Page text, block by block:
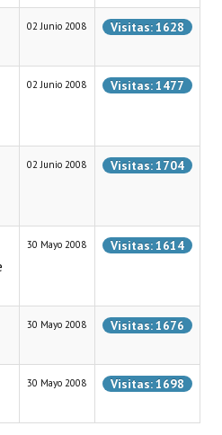
02 Junio 2008 Visitas: 1628
02 Junio 2008 Visitas: 1477
02 Junio 2008 Visitas: 1704
30 Mayo 2008 Visitas: 1614
30 Mayo 2008 Visitas: 1676
30 Mayo 2008 Visitas: 1698